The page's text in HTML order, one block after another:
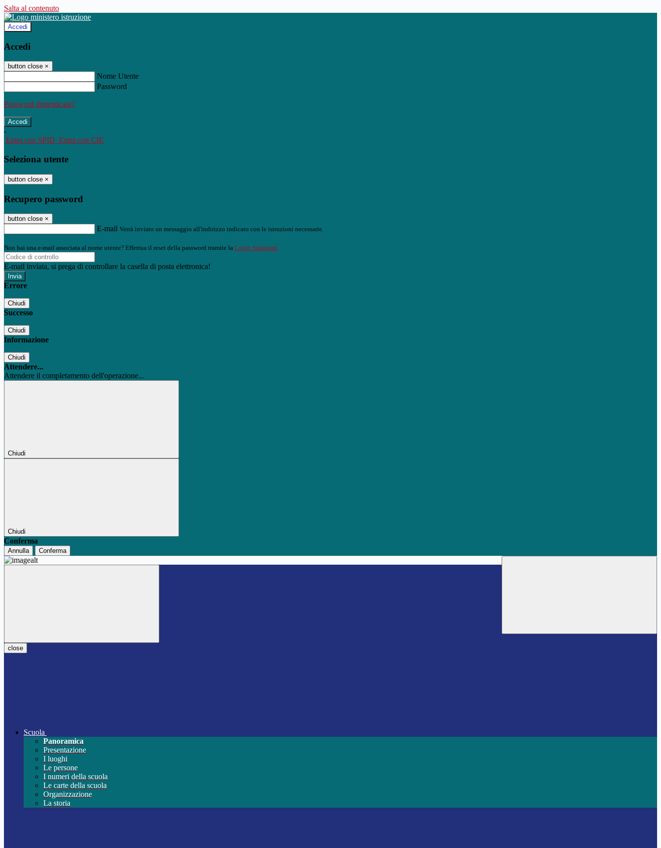
Salta al contenuto
Accedi
Accedi
button close ×
Nome Utente
Password
Password dimenticata?
-
Entra con SPID Entra con CIE
Seleziona utente
button close ×
Recupero password
button close ×
E-mail Verrà inviato un messaggio all'indirizzo indicato con le istruzioni necessarie.
Non hai una e-mail associata al nome utente? Effettua il reset della password tramite la Login Spaggiari
E-mail inviata, si prega di controllare la casella di posta elettronica!
Errore
Chiudi
Successo
Chiudi
Informazione
Chiudi
Attendere...
Attendere il completamento dell'operazione...
Chiudi
Chiudi
Conferma
Annulla Conferma
close
Scuola
Panoramica
Presentazione
I luoghi
Le persone
I numeri della scuola
Le carte della scuola
Organizzazione
La storia